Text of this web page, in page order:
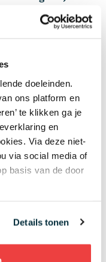
doeleinden.
ons platform en
te klikken ga je
en
Via deze niet-
via social media of
basis van de door
Details tonen
baan: 'Ik heb
dat niet'
Nieuws
Week 32 - Anne
naar eerste
speelsters gaat